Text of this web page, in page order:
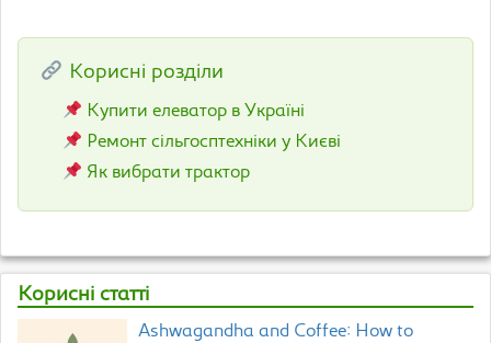
Корисні розділи
Купити елеватор в Україні
Ремонт сільгосптехніки у Києві
Як вибрати трактор
Корисні статті
Ashwagandha and Coffee: How to